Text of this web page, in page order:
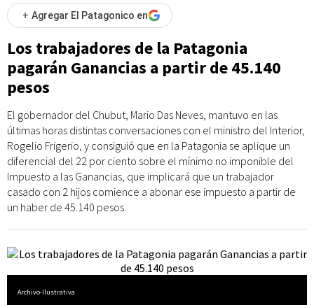
+ Agregar El Patagonico en
Los trabajadores de la Patagonia
pagarán Ganancias a partir de 45.140
pesos
El gobernador del Chubut, Mario Das Neves, mantuvo en las
últimas horas distintas conversaciones con el ministro del Interior,
Rogelio Frigerio, y consiguió que en la Patagonia se aplique un
diferencial del 22 por ciento sobre el mínimo no imponible del
Impuesto a las Ganancias, que implicará que un trabajador
casado con 2 hijos comience a abonar ese impuesto a partir de
un haber de 45.140 pesos.
Archivo-Ilustrativa